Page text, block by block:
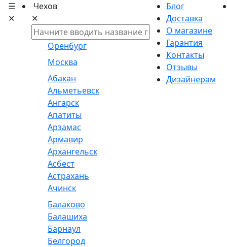
☰
✕
Чехов
✕
Оренбург
Москва
Абакан
Альметьевск
Ангарск
Апатиты
Арзамас
Армавир
Архангельск
Асбест
Астрахань
Ачинск
Балаково
Балашиха
Барнаул
Белгород
Блог
Доставка
О магазине
Гарантия
Контакты
Отзывы
Дизайнерам